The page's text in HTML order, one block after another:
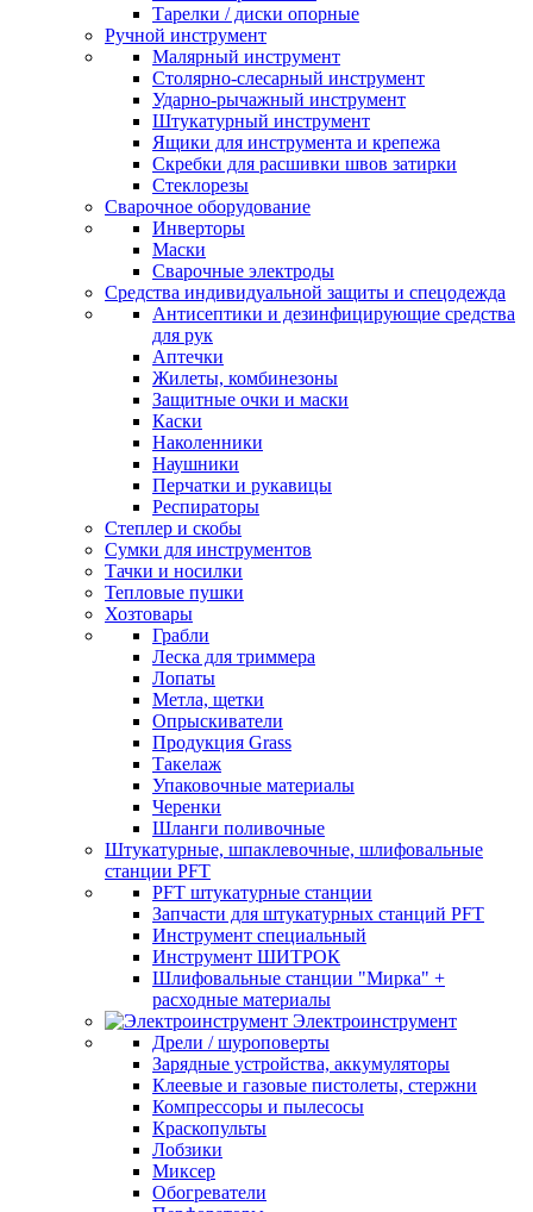
Тарелки / диски опорные
Ручной инструмент
Малярный инструмент
Столярно-слесарный инструмент
Ударно-рычажный инструмент
Штукатурный инструмент
Ящики для инструмента и крепежа
Скребки для расшивки швов затирки
Стеклорезы
Сварочное оборудование
Инверторы
Маски
Сварочные электроды
Средства индивидуальной защиты и спецодежда
Антисептики и дезинфицирующие средства
для рук
Аптечки
Жилеты, комбинезоны
Защитные очки и маски
Каски
Наколенники
Наушники
Перчатки и рукавицы
Респираторы
Степлер и скобы
Сумки для инструментов
Тачки и носилки
Тепловые пушки
Хозтовары
Грабли
Леска для триммера
Лопаты
Метла, щетки
Опрыскиватели
Продукция Grass
Такелаж
Упаковочные материалы
Черенки
Шланги поливочные
Штукатурные, шпаклевочные, шлифовальные
станции PFT
PFT штукатурные станции
Запчасти для штукатурных станций PFT
Инструмент специальный
Инструмент ШИТРОК
Шлифовальные станции "Мирка" +
расходные материалы
Электроинструмент
Дрели / шуроповерты
Зарядные устройства, аккумуляторы
Клеевые и газовые пистолеты, стержни
Компрессоры и пылесосы
Краскопульты
Лобзики
Миксер
Обогреватели